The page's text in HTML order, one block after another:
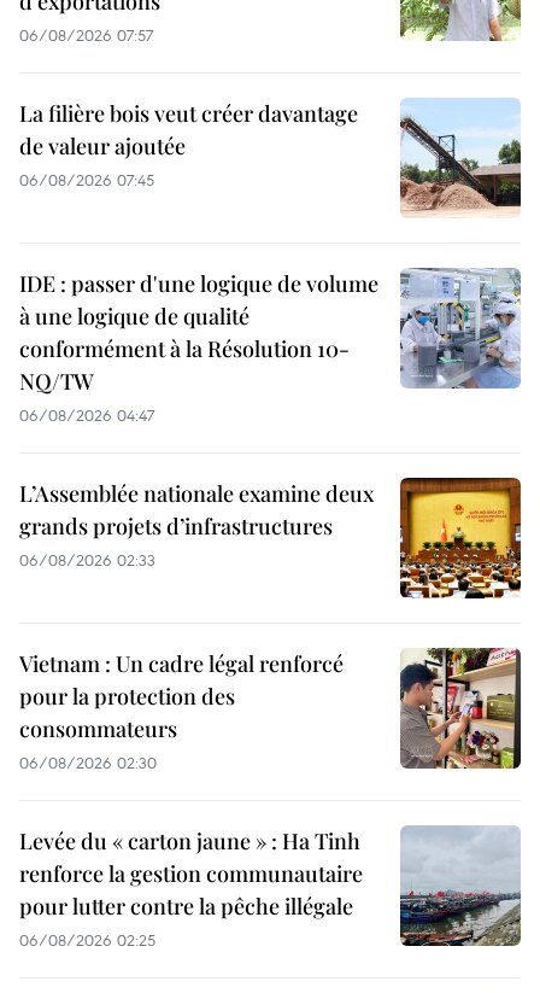
06/08/2026 07:57
La filière bois veut créer davantage
de valeur ajoutée
06/08/2026 07:45
IDE : passer d'une logique de volume
à une logique de qualité
conformément à la Résolution 10-
NQ/TW
06/08/2026 04:47
L’Assemblée nationale examine deux
grands projets d’infrastructures
06/08/2026 02:33
Vietnam : Un cadre légal renforcé
pour la protection des
consommateurs
06/08/2026 02:30
Levée du « carton jaune » : Ha Tinh
renforce la gestion communautaire
pour lutter contre la pêche illégale
06/08/2026 02:25